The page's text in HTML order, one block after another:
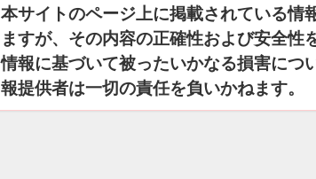
本サイトのページ上に掲載されている情
ますが、その内容の正確性および安全
情報に基づいて被ったいかなる損害につ
報提供者は一切の責任を負いかねます。